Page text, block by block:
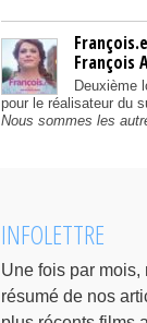
François
Deuxième
pour le réalisateur du
Nous sommes les
INFOLETTRE
Une fois par mois,
résumé de nos